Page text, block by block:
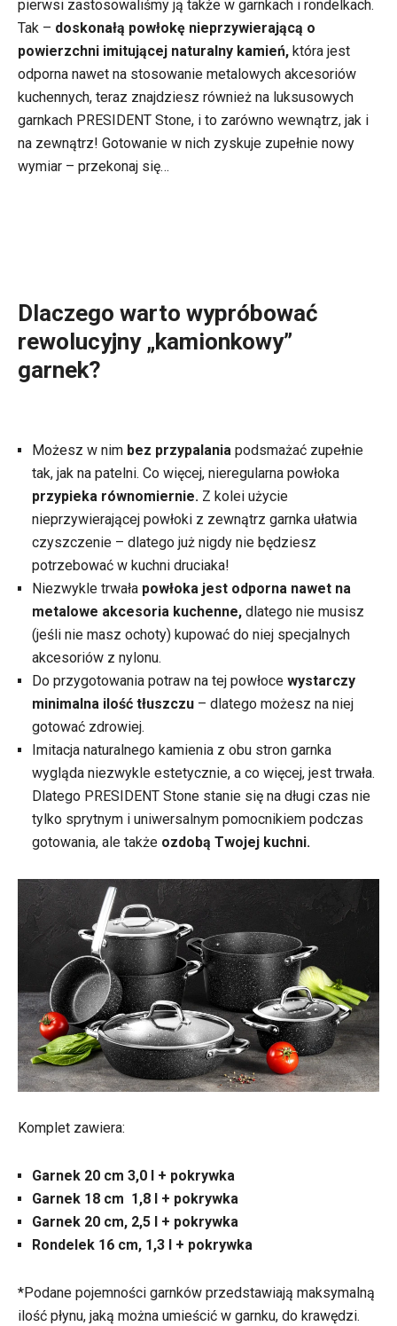
pierwsi zastosowaliśmy ją także w garnkach i rondelkach.
Tak – doskonałą powłokę nieprzywierającą o
powierzchni imitującej naturalny kamień, która jest
odporna nawet na stosowanie metalowych akcesoriów
kuchennych, teraz znajdziesz również na luksusowych
garnkach PRESIDENT Stone, i to zarówno wewnątrz, jak i
na zewnątrz! Gotowanie w nich zyskuje zupełnie nowy
wymiar – przekonaj się…
Dlaczego warto wypróbować
rewolucyjny „kamionkowy”
garnek?
Możesz w nim bez przypalania podsmażać zupełnie
tak, jak na patelni. Co więcej, nieregularna powłoka
przypieka równomiernie. Z kolei użycie
nieprzywierającej powłoki z zewnątrz garnka ułatwia
czyszczenie – dlatego już nigdy nie będziesz
potrzebować w kuchni druciaka!
Niezwykle trwała powłoka jest odporna nawet na
metalowe akcesoria kuchenne, dlatego nie musisz
(jeśli nie masz ochoty) kupować do niej specjalnych
akcesoriów z nylonu.
Do przygotowania potraw na tej powłoce wystarczy
minimalna ilość tłuszczu – dlatego możesz na niej
gotować zdrowiej.
Imitacja naturalnego kamienia z obu stron garnka
wygląda niezwykle estetycznie, a co więcej, jest trwała.
Dlatego PRESIDENT Stone stanie się na długi czas nie
tylko sprytnym i uniwersalnym pomocnikiem podczas
gotowania, ale także ozdobą Twojej kuchni.
Komplet zawiera:
Garnek 20 cm 3,0 l + pokrywka
Garnek 18 cm 1,8 l + pokrywka
Garnek 20 cm, 2,5 l + pokrywka
Rondelek 16 cm, 1,3 l + pokrywka
*Podane pojemności garnków przedstawiają maksymalną
ilość płynu, jaką można umieścić w garnku, do krawędzi.